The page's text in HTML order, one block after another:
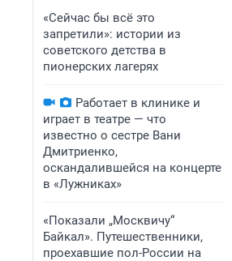
«Сейчас бы всё это
запретили»: истории из
советского детства в
пионерских лагерях
Работает в клинике и
играет в театре — что
известно о сестре Вани
Дмитриенко,
оскандалившейся на концерте
в «Лужниках»
«Показали „Москвичу“
Байкал». Путешественники,
проехавшие пол-России на